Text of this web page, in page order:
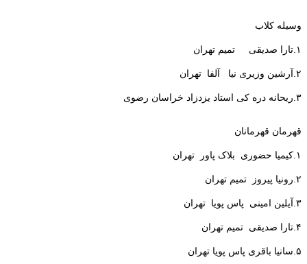
وسیله کلاب
۱.تارا صدیقی تمیم تهران
۲.آرشین وزیری نیا آلفا تهران
۳.ریحانه دره کی استاد یزدزاد خراسان رضوی
قهرمان قهرمانان
۱.کیمیا حضوری بلاک پاور تهران
۲.رونیا پیروز تمیم تهران
۳.آیلین امینی پاس پویا تهران
۴.تارا صدیقی تمیم تهران
۵.سانیا باقری پاس پویا تهران